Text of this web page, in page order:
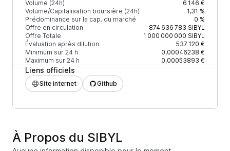
Volume (24h)
6 146 €
Volume/Capitalisation boursière (24h)
1,31 %
Prédominance sur la cap. du marché
0 %
Offre en circulation
874 636 783 SIBYL
Offre Totale
1 000 000 000 SIBYL
Évaluation après dilution
537 120 €
Minimum sur 24 h
0,00046238 €
Maximum sur 24 h
0,00053893 €
Liens officiels
Site internet Github
À Propos du SIBYL